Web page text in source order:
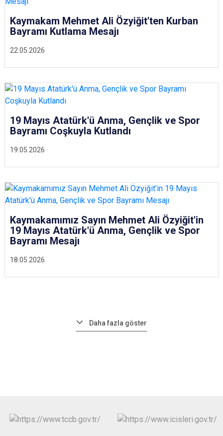
22.05.2026
Kaymakam Mehmet Ali Özyiğit'ten Kurban
Bayramı Kutlama Mesajı
19.05.2026
19 Mayıs Atatürk'ü Anma, Gençlik ve Spor
Bayramı Coşkuyla Kutlandı
18.05.2026
Kaymakamımız Sayın Mehmet Ali Özyiğit'in
19 Mayıs Atatürk'ü Anma, Gençlik ve Spor
Bayramı Mesajı
Daha fazla göster